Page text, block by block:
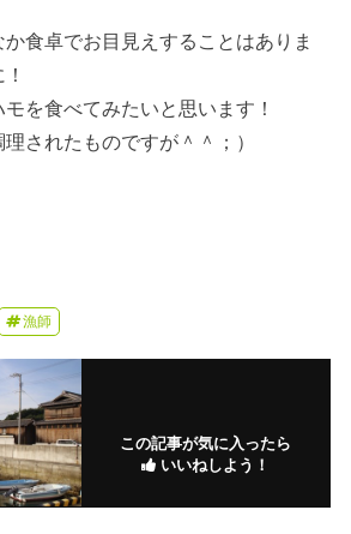
食卓でお目見えすることはありま
を食べてみたいと思います！
理されたものですが＾＾；）
漁師
この記事が気に入ったら
いいねしよう！